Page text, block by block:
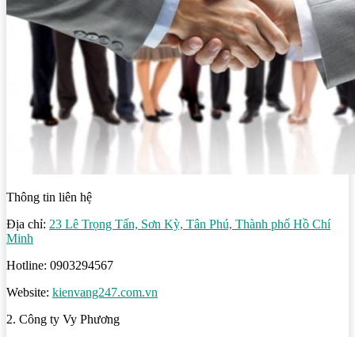
Thông tin liên hệ
Địa chỉ: 23 Lê Trọng Tấn, Sơn Kỳ, Tân Phú, Thành phố Hồ Chí
Minh
Hotline: 0903294567
Website: kienvang247.com.vn
2. Công ty Vy Phương